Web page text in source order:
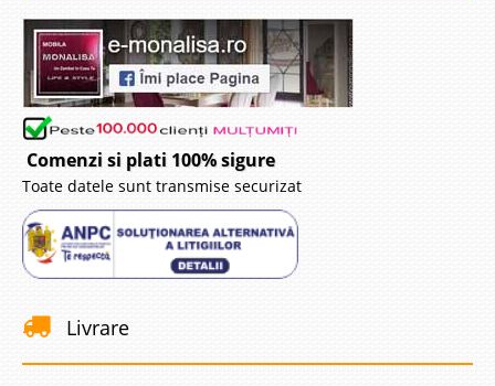
Comenzi si plati 100% sigure
Toate datele sunt transmise securizat
Livrare